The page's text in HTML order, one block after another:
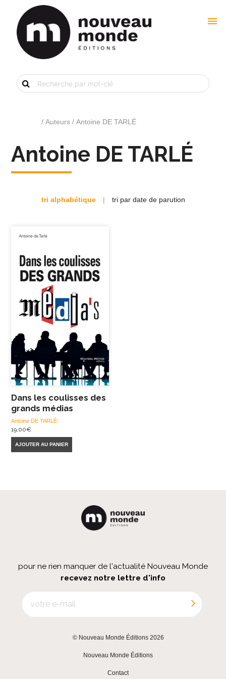
menu
Recherche
de
livre
/ Auteurs / Antoine DE TARLÉ
Antoine DE TARLÉ
tri alphabétique | tri par date de parution
Dans les coulisses des
grands médias
Antoine DE TARLÉ
19,00€
AJOUTER AU PANIER
pour ne rien manquer de l'actualité Nouveau Monde
recevez notre lettre d'info
© Nouveau Monde Éditions 2026
Nouveau Monde Éditions
Contact